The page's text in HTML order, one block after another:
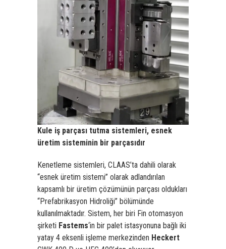
Kule iş parçası tutma sistemleri, esnek
üretim sisteminin bir parçasıdır
Kenetleme sistemleri, CLAAS’ta dahili olarak
“esnek üretim sistemi” olarak adlandırılan
kapsamlı bir üretim çözümünün parçası oldukları
“Prefabrikasyon Hidroliği” bölümünde
kullanılmaktadır. Sistem, her biri Fin otomasyon
şirketi Fastems‘in bir palet istasyonuna bağlı iki
yatay 4 eksenli işleme merkezinden Heckert